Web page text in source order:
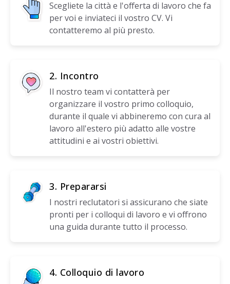
Scegliete la città e l'offerta di lavoro che fa
per voi e inviateci il vostro CV. Vi
contatteremo al più presto.
2. Incontro
Il nostro team vi contatterà per
organizzare il vostro primo colloquio,
durante il quale vi abbineremo con cura al
lavoro all'estero più adatto alle vostre
attitudini e ai vostri obiettivi.
3. Prepararsi
I nostri reclutatori si assicurano che siate
pronti per i colloqui di lavoro e vi offrono
una guida durante tutto il processo.
4. Colloquio di lavoro